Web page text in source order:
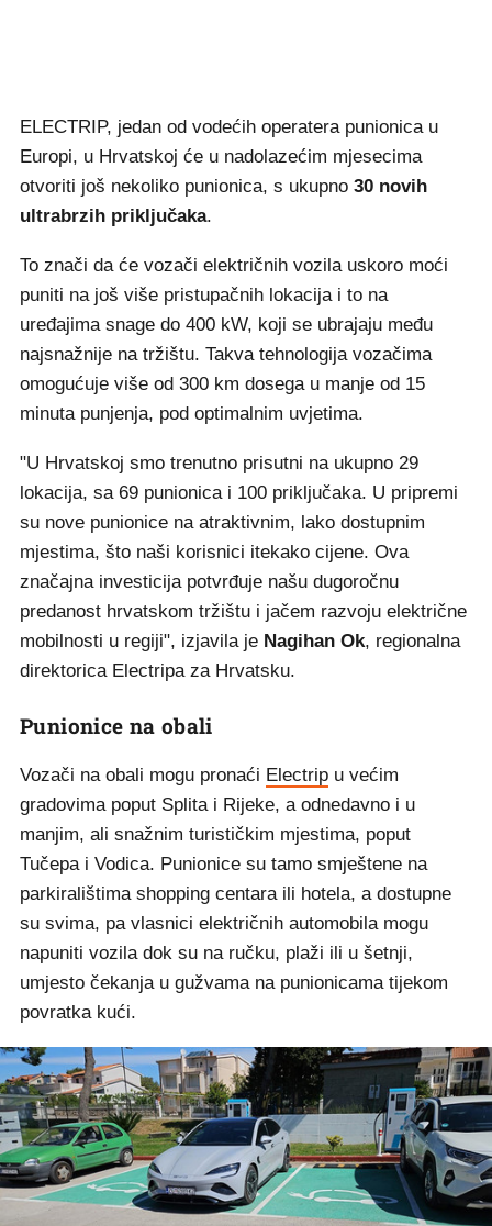
ELECTRIP, jedan od vodećih operatera punionica u
Europi, u Hrvatskoj će u nadolazećim mjesecima
otvoriti još nekoliko punionica, s ukupno 30 novih
ultrabrzih priključaka.
To znači da će vozači električnih vozila uskoro moći
puniti na još više pristupačnih lokacija i to na
uređajima snage do 400 kW, koji se ubrajaju među
najsnažnije na tržištu. Takva tehnologija vozačima
omogućuje više od 300 km dosega u manje od 15
minuta punjenja, pod optimalnim uvjetima.
"U Hrvatskoj smo trenutno prisutni na ukupno 29
lokacija, sa 69 punionica i 100 priključaka. U pripremi
su nove punionice na atraktivnim, lako dostupnim
mjestima, što naši korisnici itekako cijene. Ova
značajna investicija potvrđuje našu dugoročnu
predanost hrvatskom tržištu i jačem razvoju električne
mobilnosti u regiji", izjavila je Nagihan Ok, regionalna
direktorica Electripa za Hrvatsku.
Punionice na obali
Vozači na obali mogu pronaći Electrip u većim
gradovima poput Splita i Rijeke, a odnedavno i u
manjim, ali snažnim turističkim mjestima, poput
Tučepa i Vodica. Punionice su tamo smještene na
parkiralištima shopping centara ili hotela, a dostupne
su svima, pa vlasnici električnih automobila mogu
napuniti vozila dok su na ručku, plaži ili u šetnji,
umjesto čekanja u gužvama na punionicama tijekom
povratka kući.